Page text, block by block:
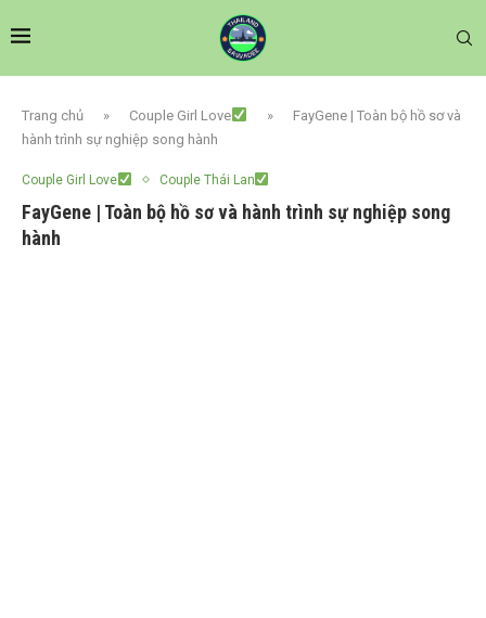
Trang chủ » Couple Girl Love »
FayGene | Toàn bộ hồ sơ và
hành trình sự nghiệp song hành
Couple Girl Love Couple Thái Lan
FayGene | Toàn bộ hồ sơ và hành trình sự nghiệp song
hành